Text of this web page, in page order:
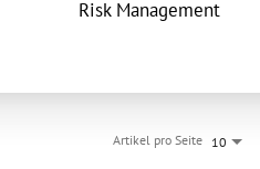
Risk Management
Artikel pro Seite 10